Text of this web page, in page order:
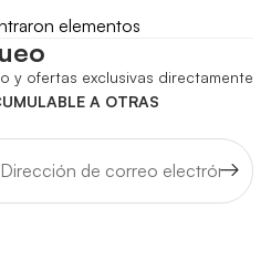
elementos
y ofertas exclusivas directamente
A OTRAS